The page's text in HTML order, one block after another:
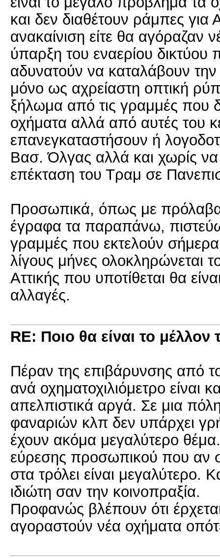
και δεν διαθέτουν ράμπες για
ανακαίνιση είτε θα αγόραζαν
ύπαρξη του εναερίου δικτύου
αδυνατούν να καταλάβουν
μόνο ως αχρείαστη οπτική
ξήλωμα από τις γραμμές που
οχήματα αλλά από αυτές του
επανεγκαταστήσουν ή
Βασ. Όλγας αλλά και χωρίς να
επέκταση του Τραμ σε
Προσωπικά, όπως με
έγραφα τα παραπάνω,
γραμμές που εκτελούν
λίγους μήνες ολοκληρώνεται
Αττικής που υποτίθεται θα
αλλαγές.
RE: Ποιο θα είναι το μέλλον
Πέραν της επιβάρυνσης από
ανά οχηματοχιλιόμετρο είναι
απελπιστικά αργά. Σε μια
φαναριών κλπ δεν υπάρχει
έχουν ακόμα μεγαλύτερο
εύρεσης προσωπικού που αν
στα τρόλει είναι μεγαλύτερο.
ιδιώτη σαν την κοινοπραξία.
Προφανώς βλέπουν ότι
αγοραστούν νέα οχήματα